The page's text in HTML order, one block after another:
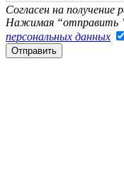
Согласен на получение
Нажимая “отправить ”
персональных данных